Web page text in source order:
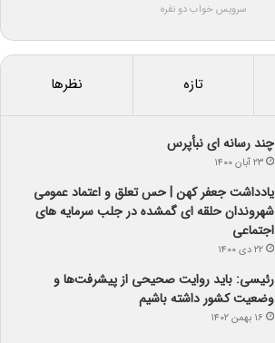
سرویس خواب دو نفره
تازه نظرها
چند رسانه ای نبأپرس
۲۳ آبان ۱۴۰۰
یادداشت جعفر کهن | حس تعلق و اعتماد عمومی
شهروندان حلقه ای گمشده در جلب سرمایه های
اجتماعی
۲۲ دی ۱۴۰۰
رئیسی: باید روایت صحیحی از پیشرفت‌ها و
وضعیت کشور داشته باشیم
۱۶ بهمن ۱۴۰۲